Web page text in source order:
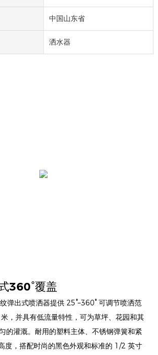
中国山东省
洒水器
360°覆盖
弹出式喷洒器提供 25°–360° 可调节喷洒范
，并具有低流量特性，可为草坪、花园和其
的灌溉。耐用的塑料主体、不锈钢弹簧和紧
度，搭配时尚的黑色外观和标准的 1/2 英寸